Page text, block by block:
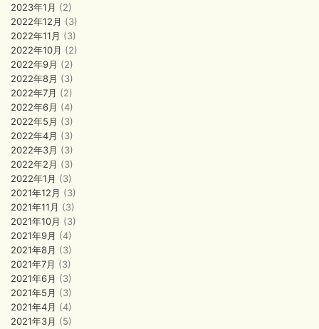
2023年1月 (2)
2022年12月 (3)
2022年11月 (3)
2022年10月 (2)
2022年9月 (2)
2022年8月 (3)
2022年7月 (2)
2022年6月 (4)
2022年5月 (3)
2022年4月 (3)
2022年3月 (3)
2022年2月 (3)
2022年1月 (3)
2021年12月 (3)
2021年11月 (3)
2021年10月 (3)
2021年9月 (4)
2021年8月 (3)
2021年7月 (3)
2021年6月 (3)
2021年5月 (3)
2021年4月 (4)
2021年3月 (5)